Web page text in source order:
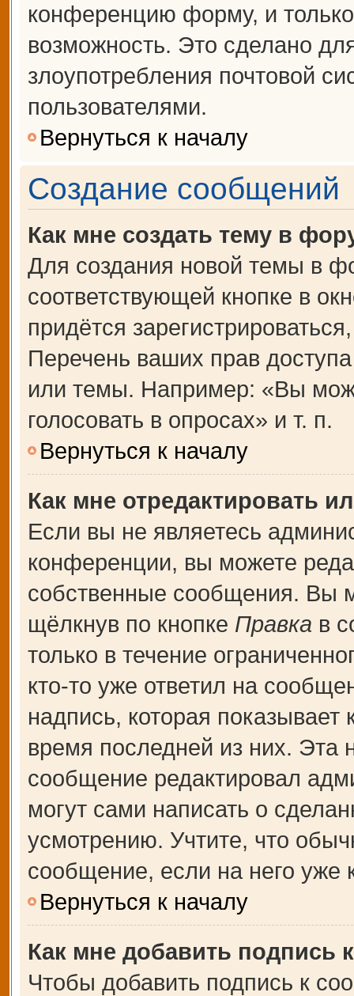
конференцию форму, и
возможность. Это сделано
злоупотребления почтовой
пользователями.
Вернуться к началу
Создание сообщений
Как мне создать тему в
Для создания новой темы в
соответствующей кнопке в
придётся
Перечень ваших прав
или темы. Например: «Вы
голосовать в опросах» и т. п.
Вернуться к началу
Как мне отредактировать
Если вы не являетесь
конференции, вы можете
собственные сообщения. Вы
щёлкнув по кнопке Правка в
только в течение
кто-то уже ответил на
надпись, которая показывает
время последней из них. Эта
сообщение редактировал
могут сами написать о
усмотрению. Учтите, что
сообщение, если на него уже
Вернуться к началу
Как мне добавить подпись
Чтобы добавить подпись к